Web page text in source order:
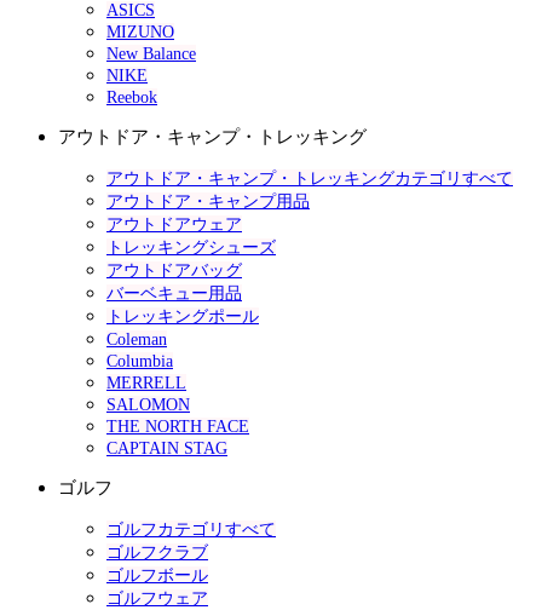
ASICS
MIZUNO
New Balance
NIKE
Reebok
アウトドア・キャンプ・トレッキング
アウトドア・キャンプ・トレッキングカテゴリすべて
アウトドア・キャンプ用品
アウトドアウェア
トレッキングシューズ
アウトドアバッグ
バーベキュー用品
トレッキングポール
Coleman
Columbia
MERRELL
SALOMON
THE NORTH FACE
CAPTAIN STAG
ゴルフ
ゴルフカテゴリすべて
ゴルフクラブ
ゴルフボール
ゴルフウェア